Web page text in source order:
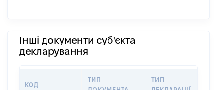
Інші документи суб'єкта
декларування
КОД
ТИП
ТИП